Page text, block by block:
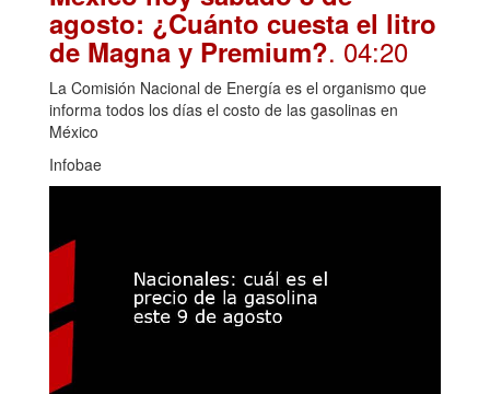
agosto: ¿Cuánto cuesta el litro
de Magna y Premium?. 04:20
La Comisión Nacional de Energía es el organismo que
informa todos los días el costo de las gasolinas en
México
Infobae